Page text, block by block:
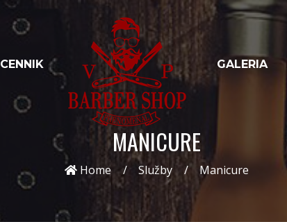
CENNIK GALERIA
MANICURE
Home Služby Manicure